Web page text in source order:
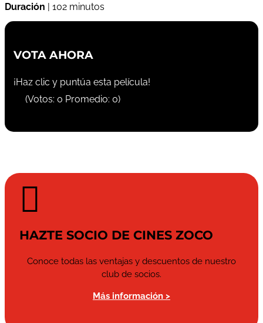
Duración | 102 minutos
VOTA AHORA
¡Haz clic y puntúa esta película!
(Votos: 0 Promedio: 0)

HAZTE SOCIO DE CINES ZOCO
Conoce todas las ventajas y descuentos de nuestro
club de socios.
Más información >